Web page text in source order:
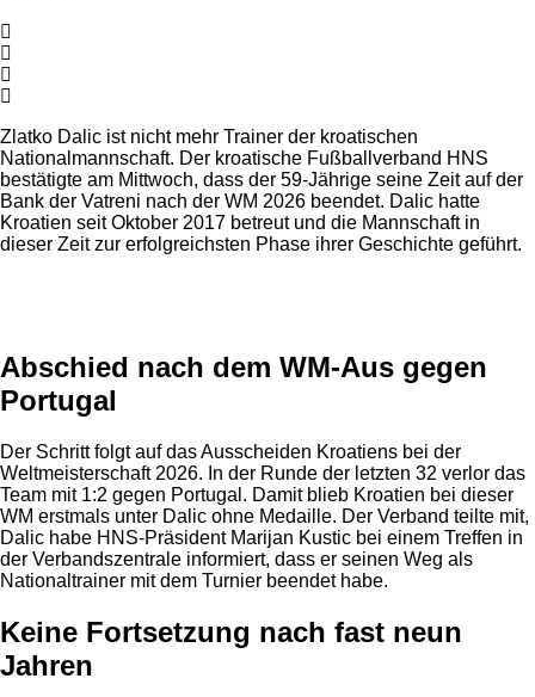
Zlatko Dalic ist nicht mehr Trainer der kroatischen
Nationalmannschaft. Der kroatische Fußballverband HNS
bestätigte am Mittwoch, dass der 59-Jährige seine Zeit auf der
Bank der Vatreni nach der WM 2026 beendet. Dalic hatte
Kroatien seit Oktober 2017 betreut und die Mannschaft in
dieser Zeit zur erfolgreichsten Phase ihrer Geschichte geführt.
Abschied nach dem WM-Aus gegen
Portugal
Der Schritt folgt auf das Ausscheiden Kroatiens bei der
Weltmeisterschaft 2026. In der Runde der letzten 32 verlor das
Team mit 1:2 gegen Portugal. Damit blieb Kroatien bei dieser
WM erstmals unter Dalic ohne Medaille. Der Verband teilte mit,
Dalic habe HNS-Präsident Marijan Kustic bei einem Treffen in
der Verbandszentrale informiert, dass er seinen Weg als
Nationaltrainer mit dem Turnier beendet habe.
Keine Fortsetzung nach fast neun
Jahren